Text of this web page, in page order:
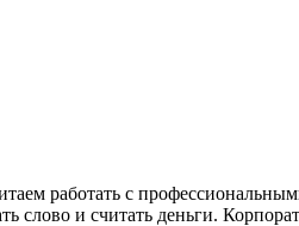
работать с
и считать деньги.